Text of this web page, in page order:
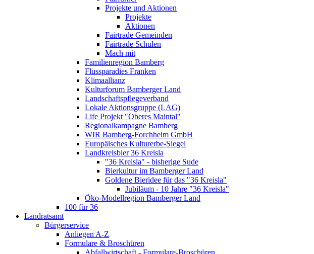
Projekte und Aktionen
Projekte
Aktionen
Fairtrade Gemeinden
Fairtrade Schulen
Mach mit
Familienregion Bamberg
Flussparadies Franken
Klimaallianz
Kulturforum Bamberger Land
Landschaftspflegeverband
Lokale Aktionsgruppe (LAG)
Life Projekt "Oberes Maintal"
Regionalkampagne Bamberg
WIR Bamberg-Forchheim GmbH
Europäisches Kulturerbe-Siegel
Landkreisbier 36 Kreisla
"36 Kreisla" - bisherige Sude
Bierkultur im Bamberger Land
Goldene Bieridee für das "36 Kreisla"
Jubiläum - 10 Jahre "36 Kreisla"
Öko-Modellregion Bamberger Land
100 für 36
Landratsamt
Bürgerservice
Anliegen A-Z
Formulare & Broschüren
Abfallwirtschaft - Formulare-Broschüren